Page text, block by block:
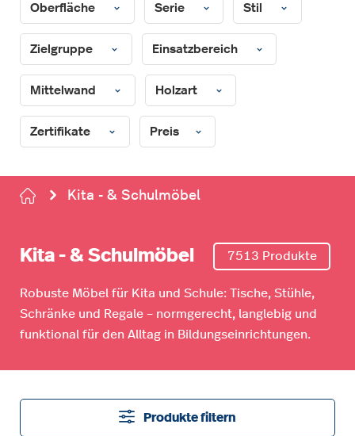
Oberfläche Serie Stil
Zielgruppe Einsatzbereich
Mittelwand Holzart
Zertifikate Preis
Kita - & Schulmöbel
Kita - & Schulmöbel 7513 Produkte
Robuste Möbel für Kita und Schule: Tische, Stühle,
Schränke und Regale – normgerecht, langlebig und
funktional für den Alltag in Bildungseinrichtungen.
Produkte filtern